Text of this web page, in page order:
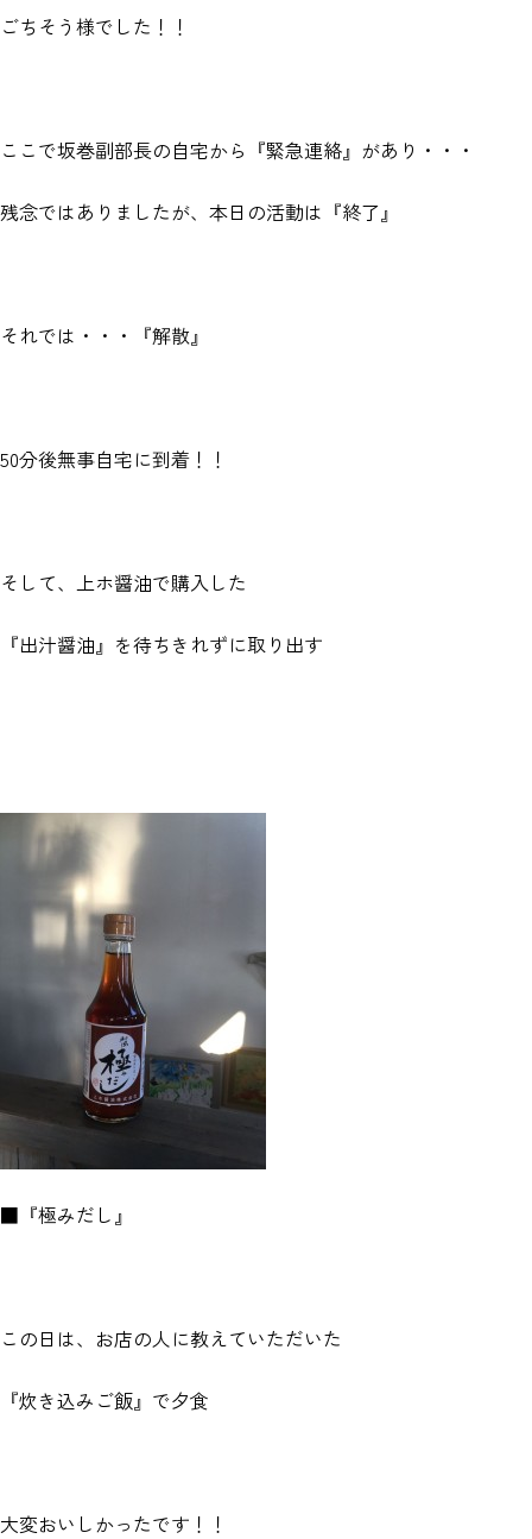
ごちそう様でした！！
ここで坂巻副部長の自宅から『緊急連絡』があり・・・
残念ではありましたが、本日の活動は『終了』
それでは・・・『解散』
50分後無事自宅に到着！！
そして、上ホ醤油で購入した
『出汁醤油』を待ちきれずに取り出す
■『極みだし』
この日は、お店の人に教えていただいた
『炊き込みご飯』で夕食
大変おいしかったです！！